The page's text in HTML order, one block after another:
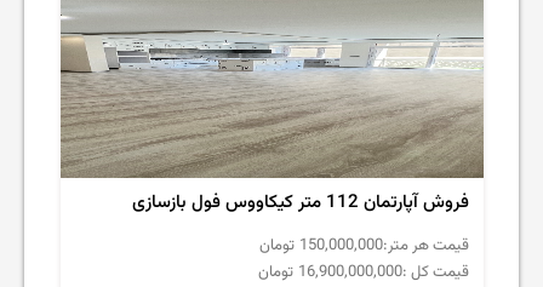
فروش آپارتمان 112 متر کیکاووس فول بازسازی
قیمت هر متر:150,000,000 تومان
قیمت کل :16,900,000,000 تومان